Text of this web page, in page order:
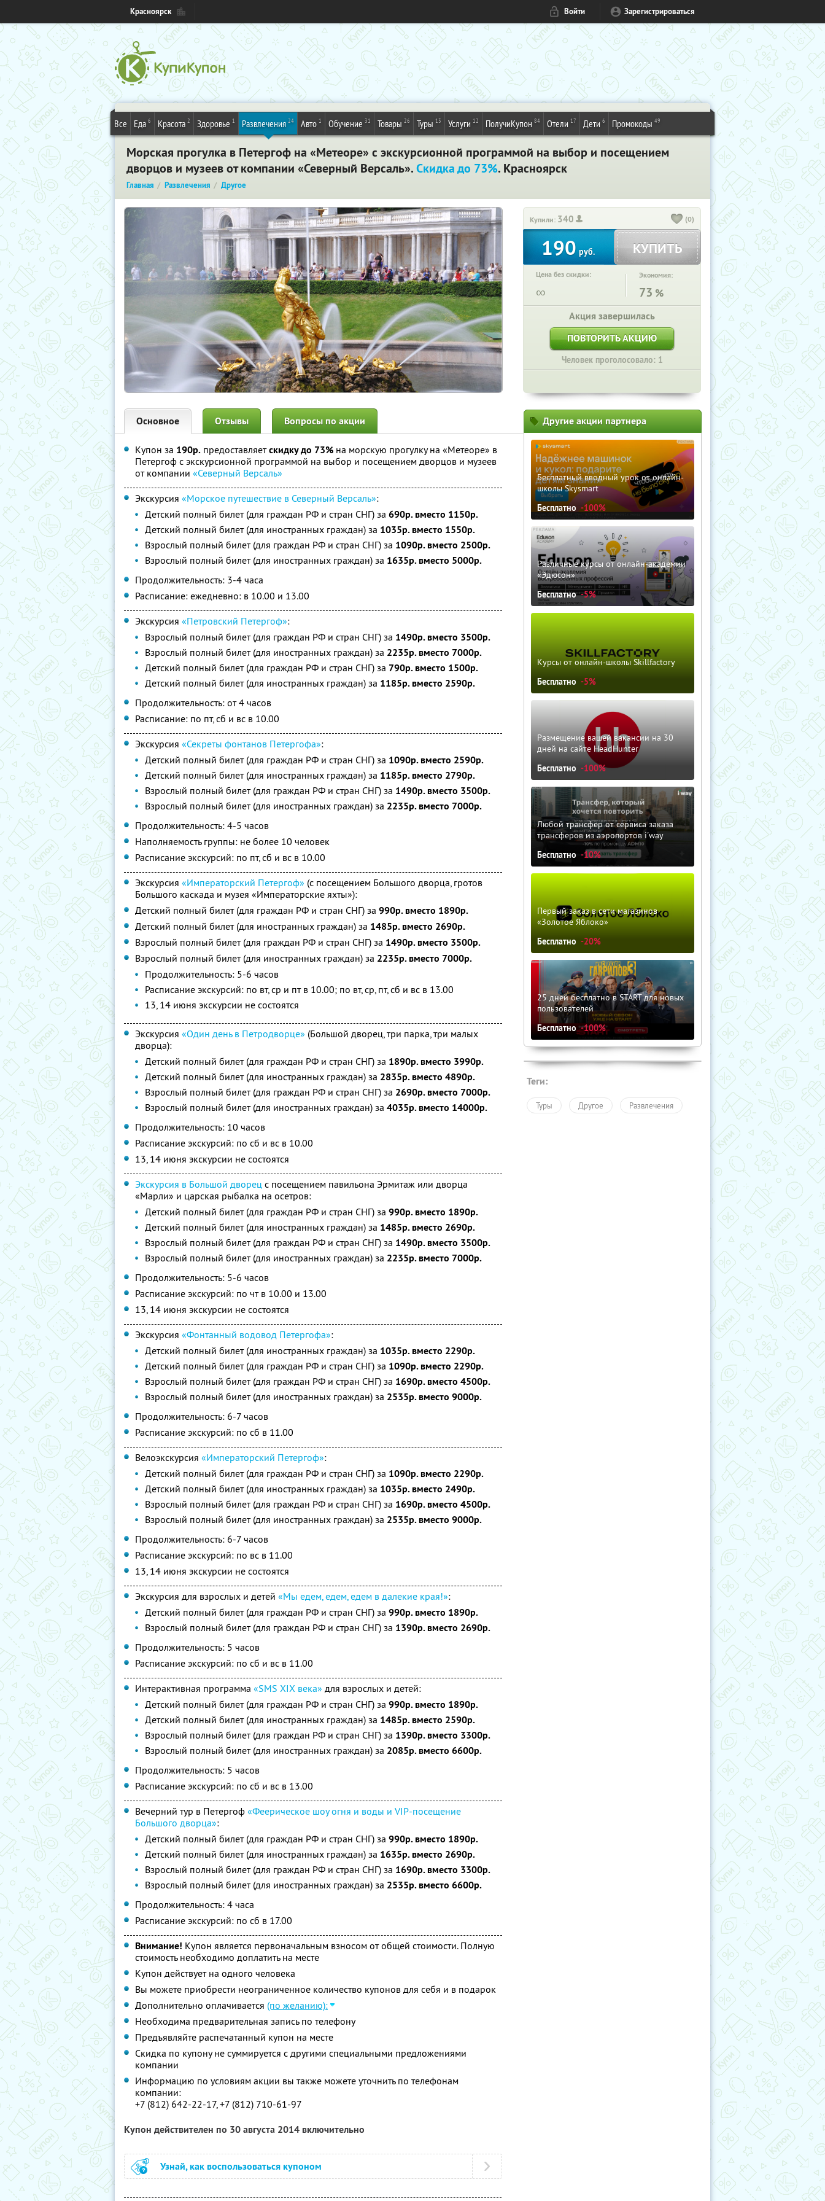
Красноярск Войти Зарегистрироваться
Все Еда 6 Красота 2 Здоровье 1 Развлечения 24 Авто 1 Обучение 31 Товары 26 Туры 13 Услуги 12 ПолучиКупон 84 Отели 17 Дети 6 Промокоды 49
Морская прогулка в Петергоф на «Метеоре» с экскурсионной программой на выбор и посещением
дворцов и музеев от компании «Северный Версаль».Скидка до 73%. Красноярск
Главная Развлечения Другое
Купили: 340 (0)
190 руб. КУПИТЬ
Цена без скидки:
∞
Экономия:
73 %
Акция завершилась
ПОВТОРИТЬ АКЦИЮ
Человек проголосовало: 1
Основное Отзывы Вопросы по акции
Купон за 190р. предоставляетскидку до 73% на морскую прогулку на «Метеоре» в
Петергоф с экскурсионной программой на выбор и посещением дворцов и музеев
от компании «Северный Версаль»
Экскурсия «Морское путешествие в Северный Версаль»:
Детский полный билет (для граждан РФ и стран СНГ) за 690р. вместо 1150р.
Детский полный билет (для иностранных граждан) за 1035р. вместо 1550р.
Взрослый полный билет (для граждан РФ и стран СНГ) за 1090р. вместо 2500р.
Взрослый полный билет (для иностранных граждан) за 1635р. вместо 5000р.
Продолжительность: 3-4 часа
Расписание: ежедневно: в 10.00 и 13.00
Экскурсия «Петровский Петергоф»:
Взрослый полный билет (для граждан РФ и стран СНГ) за 1490р. вместо 3500р.
Взрослый полный билет (для иностранных граждан) за 2235р. вместо 7000р.
Детский полный билет (для граждан РФ и стран СНГ) за 790р. вместо 1500р.
Детский полный билет (для иностранных граждан) за 1185р. вместо 2590р.
Продолжительность: от 4 часов
Расписание: по пт, сб и вс в 10.00
Экскурсия «Секреты фонтанов Петергофа»:
Детский полный билет (для граждан РФ и стран СНГ) за 1090р. вместо 2590р.
Детский полный билет (для иностранных граждан) за 1185р. вместо 2790р.
Взрослый полный билет (для граждан РФ и стран СНГ) за 1490р. вместо 3500р.
Взрослый полный билет (для иностранных граждан) за 2235р. вместо 7000р.
Продолжительность: 4-5 часов
Наполняемость группы: не более 10 человек
Расписание экскурсий: по пт, сб и вс в 10.00
Экскурсия «Императорский Петергоф» (с посещением Большого дворца, гротов
Большого каскада и музея «Императорские яхты»):
Детский полный билет (для граждан РФ и стран СНГ) за 990р. вместо 1890р.
Детский полный билет (для иностранных граждан) за 1485р. вместо 2690р.
Взрослый полный билет (для граждан РФ и стран СНГ) за 1490р. вместо 3500р.
Взрослый полный билет (для иностранных граждан) за 2235р. вместо 7000р.
Продолжительность: 5-6 часов
Расписание экскурсий: по вт, ср и пт в 10.00; по вт, ср, пт, сб и вс в 13.00
13, 14 июня экскурсии не состоятся
Экскурсия «Один день в Петродворце» (Большой дворец, три парка, три малых
дворца):
Детский полный билет (для граждан РФ и стран СНГ) за 1890р. вместо 3990р.
Детский полный билет (для иностранных граждан) за 2835р. вместо 4890р.
Взрослый полный билет (для граждан РФ и стран СНГ) за 2690р. вместо 7000р.
Взрослый полный билет (для иностранных граждан) за 4035р. вместо 14000р.
Продолжительность: 10 часов
Расписание экскурсий: по сб и вс в 10.00
13, 14 июня экскурсии не состоятся
Экскурсия в Большой дворец с посещением павильона Эрмитаж или дворца
«Марли» и царская рыбалка на осетров:
Детский полный билет (для граждан РФ и стран СНГ) за 990р. вместо 1890р.
Детский полный билет (для иностранных граждан) за 1485р. вместо 2690р.
Взрослый полный билет (для граждан РФ и стран СНГ) за 1490р. вместо 3500р.
Взрослый полный билет (для иностранных граждан) за 2235р. вместо 7000р.
Продолжительность: 5-6 часов
Расписание экскурсий: по чт в 10.00 и 13.00
13, 14 июня экскурсии не состоятся
Экскурсия «Фонтанный водовод Петергофа»:
Детский полный билет (для иностранных граждан) за 1035р. вместо 2290р.
Детский полный билет (для граждан РФ и стран СНГ) за 1090р. вместо 2290р.
Взрослый полный билет (для граждан РФ и стран СНГ) за 1690р. вместо 4500р.
Взрослый полный билет (для иностранных граждан) за 2535р. вместо 9000р.
Продолжительность: 6-7 часов
Расписание экскурсий: по сб в 11.00
Велоэкскурсия «Императорский Петергоф»:
Детский полный билет (для граждан РФ и стран СНГ) за 1090р. вместо 2290р.
Детский полный билет (для иностранных граждан) за 1035р. вместо 2490р.
Взрослый полный билет (для граждан РФ и стран СНГ) за 1690р. вместо 4500р.
Взрослый полный билет (для иностранных граждан) за 2535р. вместо 9000р.
Продолжительность: 6-7 часов
Расписание экскурсий: по вс в 11.00
13, 14 июня экскурсии не состоятся
Экскурсия для взрослых и детей «Мы едем, едем, едем в далекие края!»:
Детский полный билет (для граждан РФ и стран СНГ) за 990р. вместо 1890р.
Взрослый полный билет (для граждан РФ и стран СНГ) за 1390р. вместо 2690р.
Продолжительность: 5 часов
Расписание экскурсий: по сб и вс в 11.00
Интерактивная программа «SMS XIX века» для взрослых и детей:
Детский полный билет (для граждан РФ и стран СНГ) за 990р. вместо 1890р.
Детский полный билет (для иностранных граждан) за 1485р. вместо 2590р.
Взрослый полный билет (для граждан РФ и стран СНГ) за 1390р. вместо 3300р.
Взрослый полный билет (для иностранных граждан) за 2085р. вместо 6600р.
Продолжительность: 5 часов
Расписание экскурсий: по сб и вс в 13.00
Вечерний тур в Петергоф «Феерическое шоу огня и воды и VIP-посещение
Большого дворца»:
Детский полный билет (для граждан РФ и стран СНГ) за 990р. вместо 1890р.
Детский полный билет (для иностранных граждан) за 1635р. вместо 2690р.
Взрослый полный билет (для граждан РФ и стран СНГ) за 1690р. вместо 3300р.
Взрослый полный билет (для иностранных граждан) за 2535р. вместо 6600р.
Продолжительность: 4 часа
Расписание экскурсий: по сб в 17.00
Внимание! Купон является первоначальным взносом от общей стоимости. Полную
стоимость необходимо доплатить на месте
Купон действует на одного человека
Вы можете приобрести неограниченное количество купонов для себя и в подарок
Дополнительно оплачивается (по желанию):
Необходима предварительная запись по телефону
Предъявляйте распечатанный купон на месте
Скидка по купону не суммируется с другими специальными предложениями
компании
Информацию по условиям акции вы также можете уточнить по телефонам
компании:
+7 (812) 642-22-17, +7 (812) 710-61-97
Купон действителен по 30 августа 2014 включительно
Узнай, как воспользоваться купоном
Другие акции партнера
Бесплатный вводный урок от онлайн-
школы Skysmart
Бесплатно -100%
Различные курсы от онлайн-академии
«Эдюсон»
Бесплатно -5%
Курсы от онлайн-школы Skillfactory
Бесплатно -5%
Размещение вашей вакансии на 30
дней на сайте HeadHunter
Бесплатно -100%
Любой трансфер от сервиса заказа
трансферов из аэропортов i'way
Бесплатно -10%
Первый заказ в сети магазинов
«Золотое Яблоко»
Бесплатно -20%
25 дней бесплатно в START для новых
пользователей
Бесплатно -100%
Теги:
Туры Другое Развлечения